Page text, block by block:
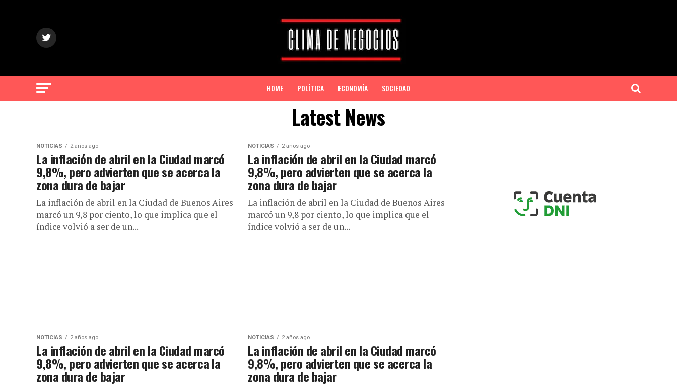
HOME POLÍTICA ECONOMÍA SOCIEDAD
Latest News
NOTICIAS 2 años ago
La inflación de abril en la Ciudad marcó
9,8%, pero advierten que se acerca la
zona dura de bajar
La inflación de abril en la Ciudad de Buenos Aires
marcó un 9,8 por ciento, lo que implica que el
índice volvió a ser de un...
NOTICIAS 2 años ago
La inflación de abril en la Ciudad marcó
9,8%, pero advierten que se acerca la
zona dura de bajar
La inflación de abril en la Ciudad de Buenos Aires
marcó un 9,8 por ciento, lo que implica que el
índice volvió a ser de un...
NOTICIAS 2 años ago
La inflación de abril en la Ciudad marcó
9,8%, pero advierten que se acerca la
zona dura de bajar
NOTICIAS 2 años ago
La inflación de abril en la Ciudad marcó
9,8%, pero advierten que se acerca la
zona dura de bajar